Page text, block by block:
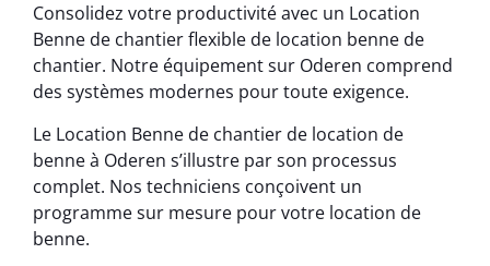
Consolidez votre productivité avec un Location
Benne de chantier flexible de location benne de
chantier. Notre équipement sur Oderen comprend
des systèmes modernes pour toute exigence.
Le Location Benne de chantier de location de
benne à Oderen s’illustre par son processus
complet. Nos techniciens conçoivent un
programme sur mesure pour votre location de
benne.